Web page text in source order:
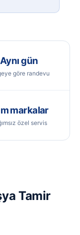
Aynı gün
göre randevu
markalar
özel servis
Tamir